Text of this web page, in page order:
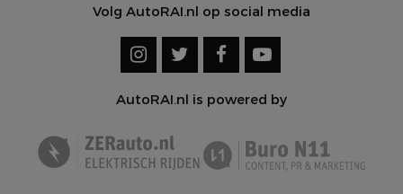
Volg AutoRAI.nl op social media
AutoRAI.nl is powered by